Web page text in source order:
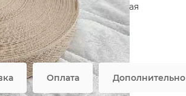
— Лента окантовочная
— 80% п/э, 20% п/п
рисунка— бежевый
характеристики
Оплата Дополнительно